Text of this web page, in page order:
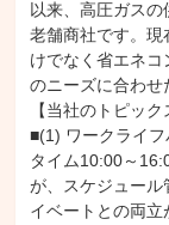
以来、高圧ガス
老舗商社です。
けでなく省エネ
のニーズに合わせ
【当社のトピック
■(1) ワークライ
タイム10:00～
が、スケジュール
イベートとの両立